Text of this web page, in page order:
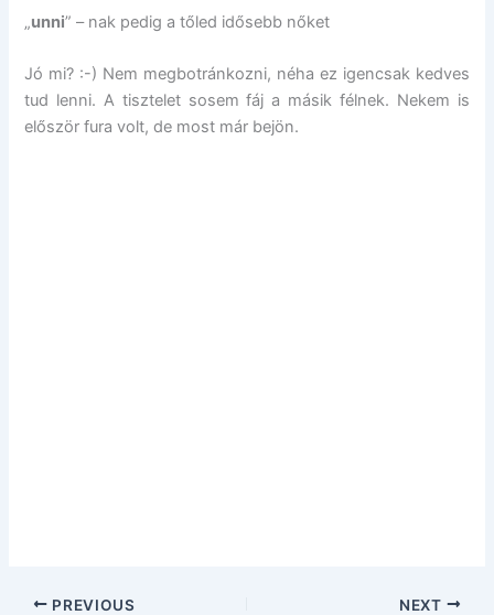
„unni” – nak pedig a tőled idősebb nőket
Jó mi? :-) Nem megbotránkozni, néha ez igencsak kedves
tud lenni. A tisztelet sosem fáj a másik félnek. Nekem is
először fura volt, de most már bejön.
PREVIOUS NEXT